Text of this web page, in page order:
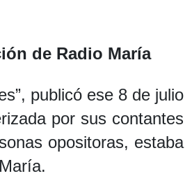
de Radio María
publicó ese 8 de julio
por sus contantes
opositoras, estaba